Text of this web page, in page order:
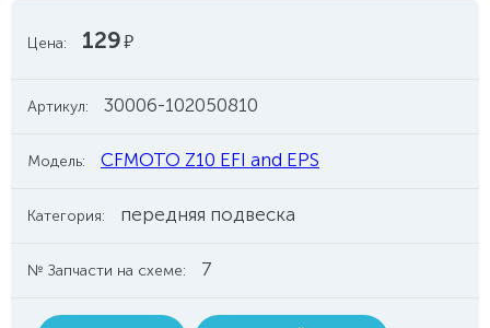
Цена: 129руб.
Артикул: 30006-102050810
Модель: CFMOTO Z10 EFI and EPS
Категория: передняя подвеска
№ Запчасти на схеме: 7